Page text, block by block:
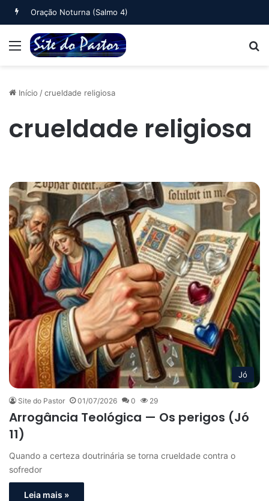
Oração Noturna (Salmo 4)
Menu
Início /crueldade religiosa
crueldade religiosa
Jó
Site do Pastor 01/07/2026 0 29
Arrogância Teológica — Os perigos (Jó
11)
Quando a certeza doutrinária se torna crueldade contra o
sofredor
Leia mais »